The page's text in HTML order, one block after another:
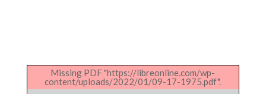
Missing PDF "https://libreonline.com/wp-
content/uploads/2022/01/09-17-1975.pdf".